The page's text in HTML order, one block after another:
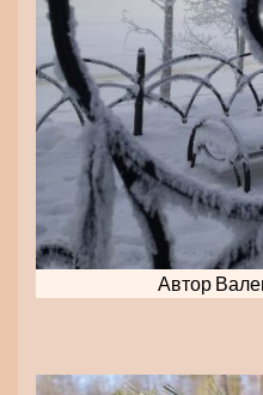
Автор